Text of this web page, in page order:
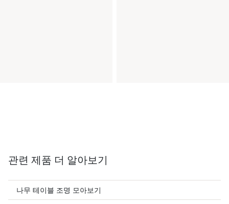
관련 제품 더 알아보기
나무 테이블 조명 모아보기